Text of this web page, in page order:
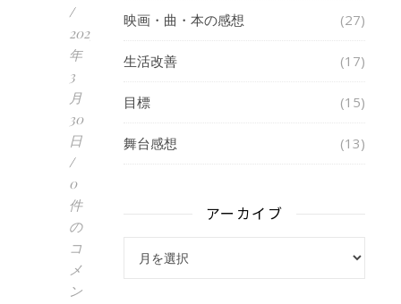
/
2023
年
3
月
30
日
/
0
件
の
コ
メ
ン
映画・曲・本の感想 (27)
生活改善 (17)
目標 (15)
舞台感想 (13)
アーカイブ